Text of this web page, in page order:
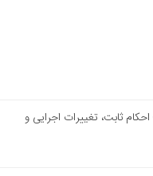
ثابت، تغییرات اجرایی و